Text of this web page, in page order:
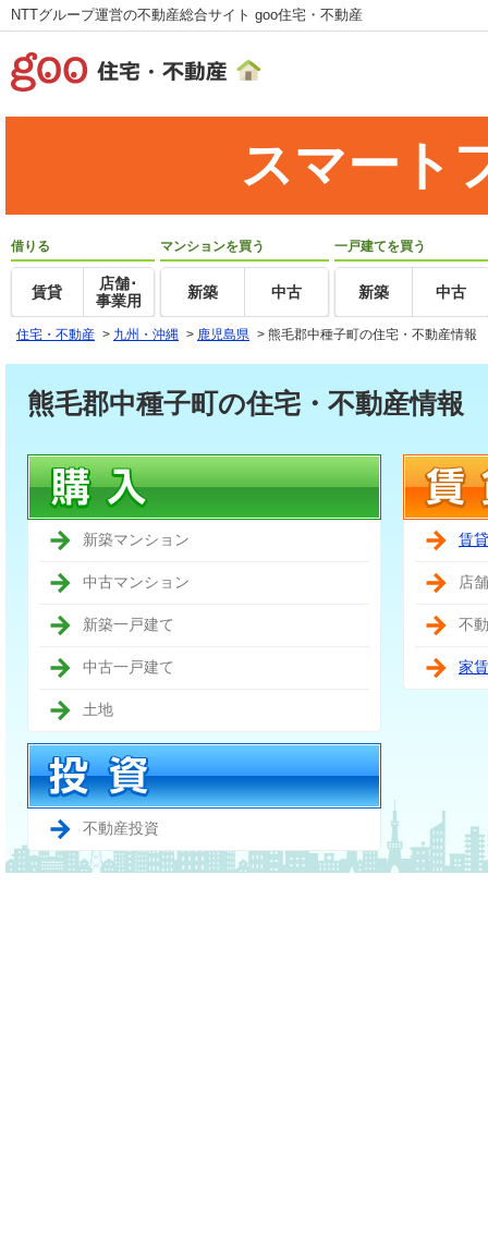
NTTグループ運営の不動産総合サイト goo住宅・不動産
スマート
借りる
賃貸
店舗･
事業用
マンションを買う
新築 中古
一戸建てを買う
新築 中古
住宅・不動産 > 九州・沖縄 > 鹿児島県 > 熊毛郡中種子町の住宅・不動産情報
熊毛郡中種子町の住宅・不動産情報
新築マンション
中古マンション
新築一戸建て
中古一戸建て
土地
不動産投資
賃
店
不
家